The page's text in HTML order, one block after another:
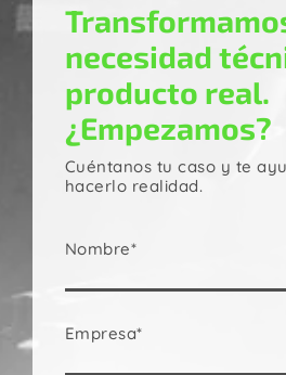
necesidad
producto real.
¿Empezamos?
Cuéntanos tu caso y te
hacerlo realidad.
Nombre*
Empresa*